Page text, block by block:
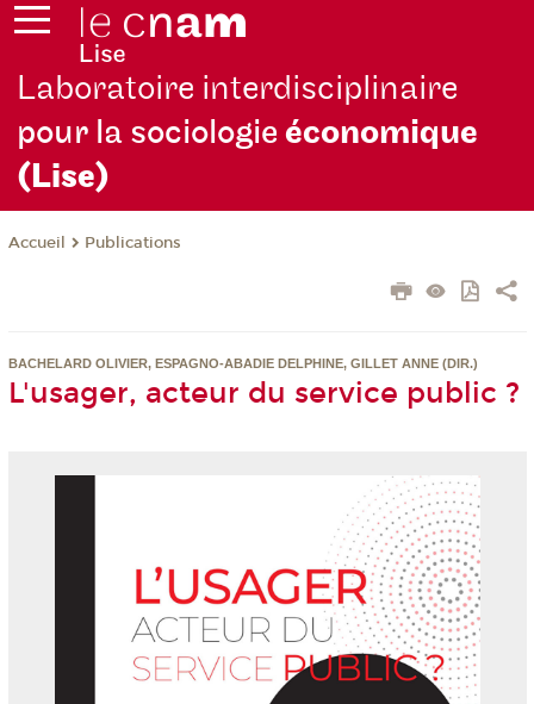
Laboratoire interdisciplinaire
pour la sociologieéconomique
(Lise)
Accueil Publications
BACHELARD OLIVIER, ESPAGNO-ABADIE DELPHINE, GILLET ANNE (DIR.)
L'usager, acteur du service public ?